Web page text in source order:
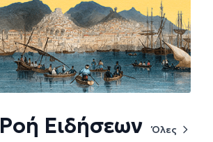
Ροή Ειδήσεων Όλες